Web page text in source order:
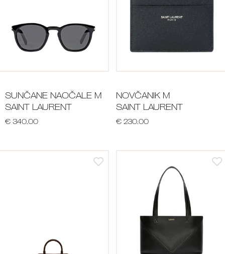
SUNČANE NAOČALE M
SAINT LAURENT
€ 340.00
NOVČANIK M
SAINT LAURENT
€ 230.00